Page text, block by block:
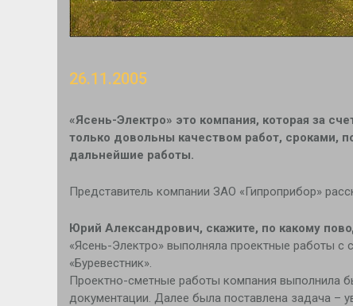
26.11.2005
«Ясень-Электро» это компания, которая за
только довольны качеством работ, сроками,
дальнейшие работы.
Представитель компании ЗАО «Гипроприбор»
Юрий Александрович, скажите, по какому
«Ясень-Электро» выполняла проектные работы с
«Буревестник».
Проектно-сметные работы компания выполнила
документации. Далее была поставлена задача –